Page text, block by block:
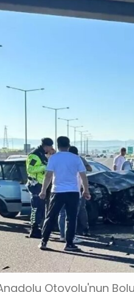
Otoyolu'nun